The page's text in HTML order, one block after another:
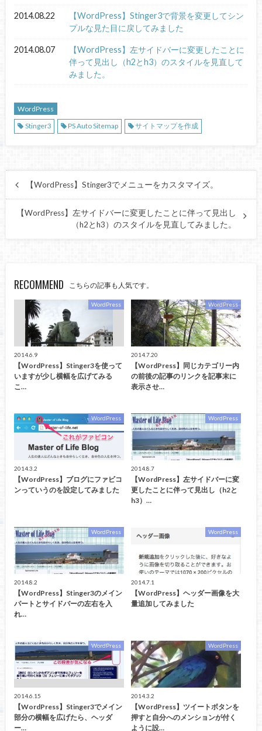
2014.08.22
【WordPress】Stinger3で背景を変更してシン
プルな見た目に戻してみました
2014.08.07
【WordPress】左サイドバーに変更したことに
伴って見出し（h2とh3）のスタイルを見直して
みました。
WordPress
Stinger3
PS Auto Sitemap サイトマップを作成
【WordPress】Stinger3でメニューをカスタマイズ。
【WordPress】左サイドバーに変更したことに伴って見出し
（h2とh3）のスタイルを見直してみました。
RECOMMEND こちらの記事も人気です。
WordPress
2014.6.9
【WordPress】Stinger3を使って
いますが少し横幅を広げてみる
こ…
WordPress
2014.7.20
【WordPress】同じカテゴリー内
の前後の記事のリンクを記事末に
表示させ…
WordPress
2014.3.2
【WordPress】ブログにファビコ
ンっていうのを設定してみました
WordPress
2014.8.7
【WordPress】左サイドバーに変
更したことに伴って見出し（h2と
h3）…
WordPress
2014.8.2
【WordPress】Stinger3のメイン
パートとサイドバーの左右を入
れ…
WordPress
2014.7.1
【WordPress】ヘッダー画像を大
量追加してみました
WordPress
2014.6.15
【WordPress】Stinger3でメイン
部分の横幅を広げたら、ヘッダ
ー…
WordPress
2014.3.2
【WordPress】ツイートボタンを
押すと自分へのメンションが付く
ように設…